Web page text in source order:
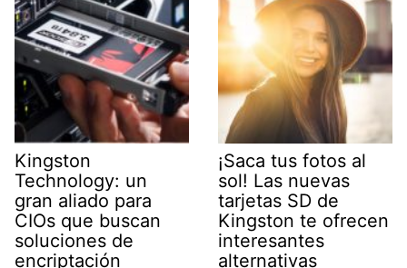
Kingston
Technology: un
gran aliado para
CIOs que buscan
soluciones de
encriptación
¡Saca tus fotos al
sol! Las nuevas
tarjetas SD de
Kingston te ofrecen
interesantes
alternativas